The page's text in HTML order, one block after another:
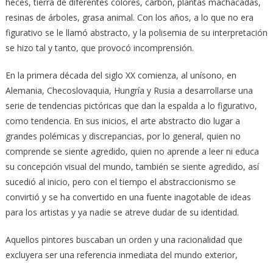
resinas de árboles, grasa animal. Con los años, a lo que no era
figurativo se le llamó abstracto, y la polisemia de su interpretación
se hizo tal y tanto, que provocó incomprensión.
En la primera década del siglo XX comienza, al unísono, en
Alemania, Checoslovaquia, Hungría y Rusia a desarrollarse una
serie de tendencias pictóricas que dan la espalda a lo figurativo,
como tendencia. En sus inicios, el arte abstracto dio lugar a
grandes polémicas y discrepancias, por lo general, quien no
comprende se siente agredido, quien no aprende a leer ni educa
su concepción visual del mundo, también se siente agredido, así
sucedió al inicio, pero con el tiempo el abstraccionismo se
convirtió y se ha convertido en una fuente inagotable de ideas
para los artistas y ya nadie se atreve dudar de su identidad.
Aquellos pintores buscaban un orden y una racionalidad que
excluyera ser una referencia inmediata del mundo exterior,